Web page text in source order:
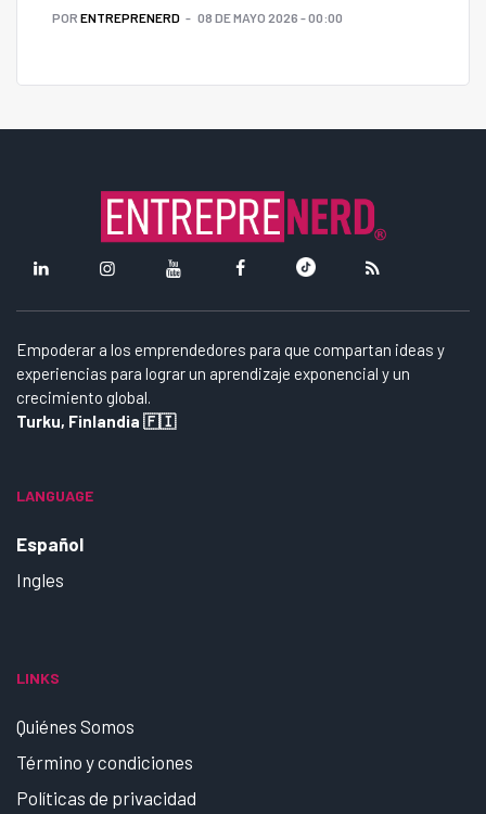
POR ENTREPRENERD 08 DE MAYO 2026 - 00:00
Empoderar a los emprendedores para que compartan ideas y
experiencias para lograr un aprendizaje exponencial y un
crecimiento global.
Turku, Finlandia 🇫🇮
LANGUAGE
Español
Ingles
LINKS
Quiénes Somos
Término y condiciones
Políticas de privacidad